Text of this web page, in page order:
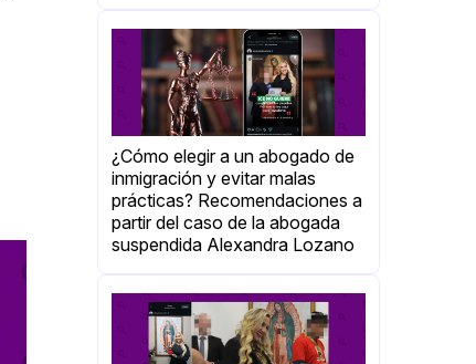
¿Cómo elegir a un abogado de
inmigración y evitar malas
prácticas? Recomendaciones a
partir del caso de la abogada
suspendida Alexandra Lozano